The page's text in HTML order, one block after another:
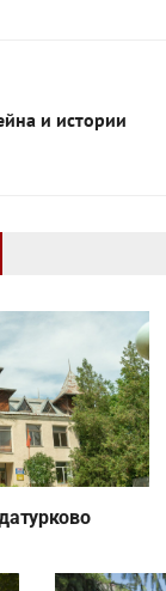
и истории